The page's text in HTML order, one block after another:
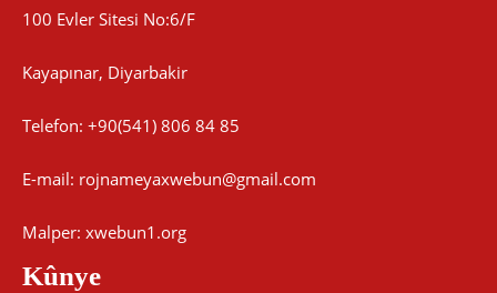
100 Evler Sitesi No:6/F
Kayapınar, Diyarbakir
Telefon: +90(541) 806 84 85
E-mail: rojnameyaxwebun@gmail.com
Malper: xwebun1.org
Kûnye